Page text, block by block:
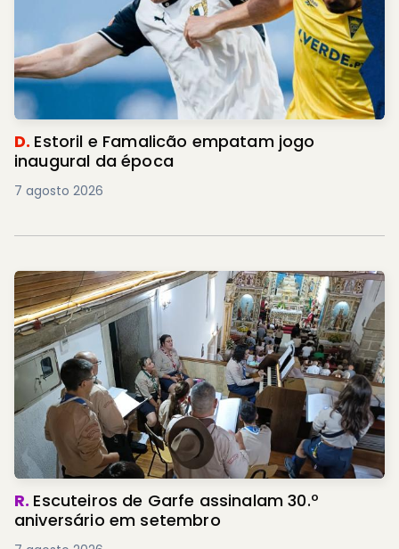
D. Estoril e Famalicão empatam jogo
inaugural da época
7 agosto 2026
R. Escuteiros de Garfe assinalam 30.º
aniversário em setembro